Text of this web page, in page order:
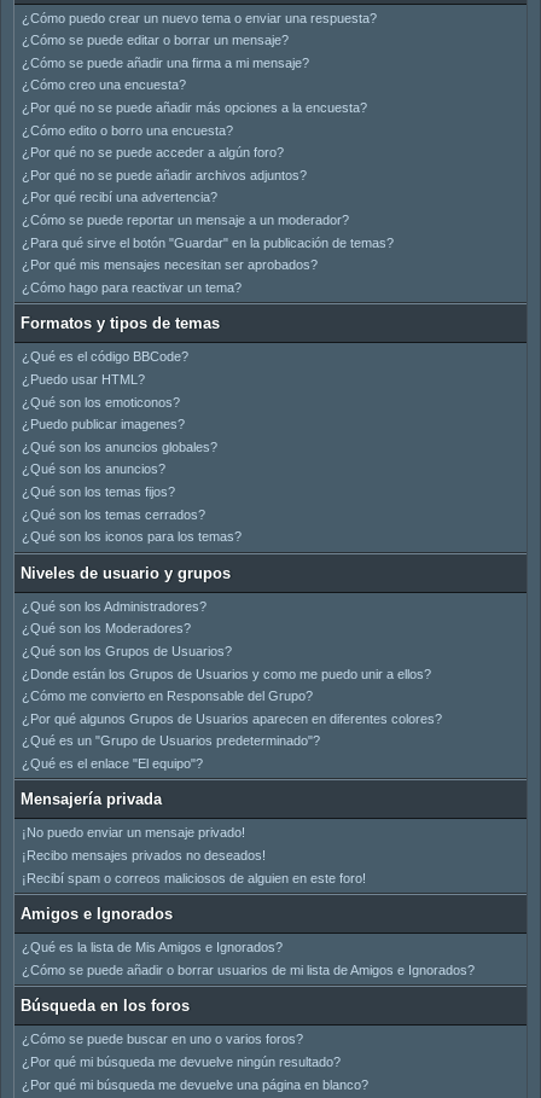
¿Cómo puedo crear un nuevo tema o enviar una respuesta?
¿Cómo se puede editar o borrar un mensaje?
¿Cómo se puede añadir una firma a mi mensaje?
¿Cómo creo una encuesta?
¿Por qué no se puede añadir más opciones a la encuesta?
¿Cómo edito o borro una encuesta?
¿Por qué no se puede acceder a algún foro?
¿Por qué no se puede añadir archivos adjuntos?
¿Por qué recibí una advertencia?
¿Cómo se puede reportar un mensaje a un moderador?
¿Para qué sirve el botón "Guardar" en la publicación de temas?
¿Por qué mis mensajes necesitan ser aprobados?
¿Cómo hago para reactivar un tema?
Formatos y tipos de temas
¿Qué es el código BBCode?
¿Puedo usar HTML?
¿Qué son los emoticonos?
¿Puedo publicar imagenes?
¿Qué son los anuncios globales?
¿Qué son los anuncios?
¿Qué son los temas fijos?
¿Qué son los temas cerrados?
¿Qué son los iconos para los temas?
Niveles de usuario y grupos
¿Qué son los Administradores?
¿Qué son los Moderadores?
¿Qué son los Grupos de Usuarios?
¿Donde están los Grupos de Usuarios y como me puedo unir a ellos?
¿Cómo me convierto en Responsable del Grupo?
¿Por qué algunos Grupos de Usuarios aparecen en diferentes colores?
¿Qué es un "Grupo de Usuarios predeterminado"?
¿Qué es el enlace "El equipo"?
Mensajería privada
¡No puedo enviar un mensaje privado!
¡Recibo mensajes privados no deseados!
¡Recibí spam o correos maliciosos de alguien en este foro!
Amigos e Ignorados
¿Qué es la lista de Mis Amigos e Ignorados?
¿Cómo se puede añadir o borrar usuarios de mi lista de Amigos e Ignorados?
Búsqueda en los foros
¿Cómo se puede buscar en uno o varios foros?
¿Por qué mi búsqueda me devuelve ningún resultado?
¿Por qué mi búsqueda me devuelve una página en blanco?